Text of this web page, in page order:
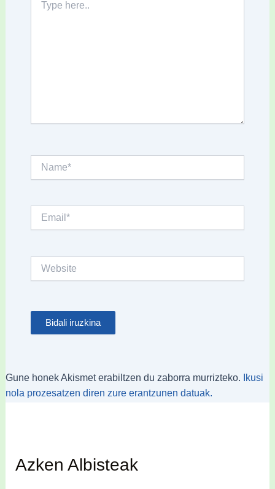
here..
Email*
Website
Gune honek Akismet erabiltzen du zaborra murrizteko.
Ikusi
nola prozesatzen diren zure erantzunen datuak.
Azken Albisteak